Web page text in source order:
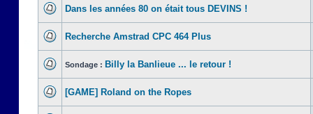
Dans les années 80 on était tous DEVINS !
Recherche Amstrad CPC 464 Plus
Sondage : Billy la Banlieue ... le retour !
[GAME] Roland on the Ropes